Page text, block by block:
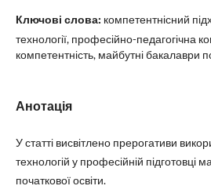
Ключові слова: компетентнісний
технології, професійно-педагогічна
компетентність, майбутні бакалаври
Анотація
У статті висвітлено прерогативи
технологій у професійній підготовці
початкової освіти.